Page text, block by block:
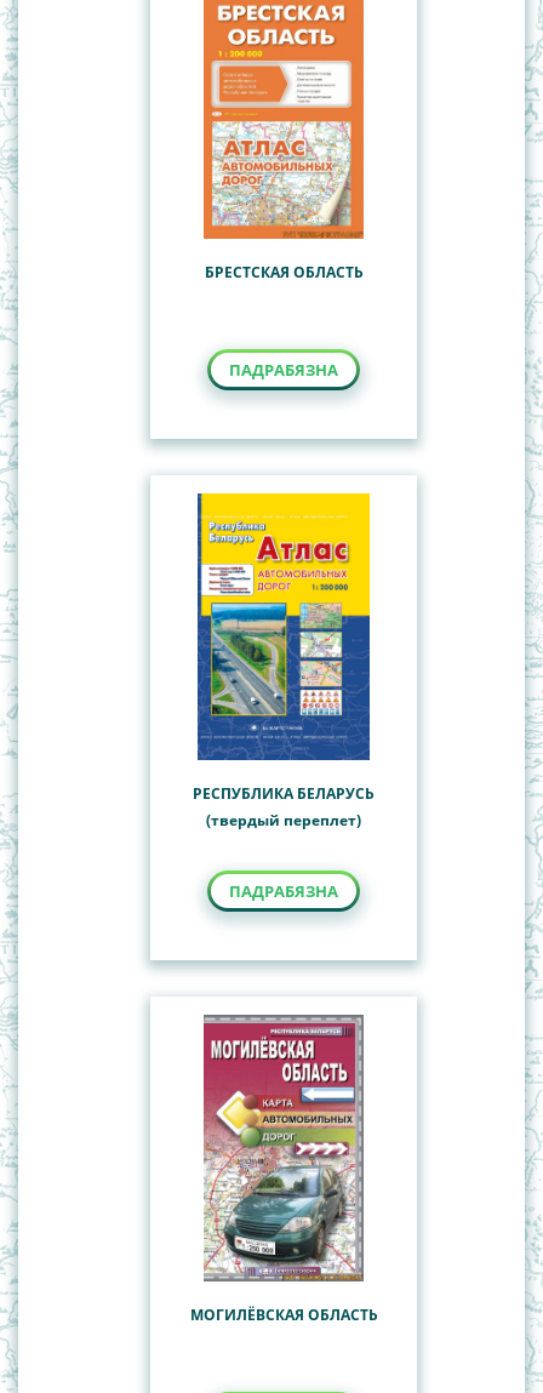
БРЕСТСКАЯ ОБЛАСТЬ
ПАДРАБЯЗНА
РЕСПУБЛИКА БЕЛАРУСЬ
(твердый переплет)
ПАДРАБЯЗНА
МОГИЛЁВСКАЯ ОБЛАСТЬ